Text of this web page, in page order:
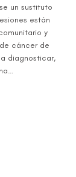
un sustituto
están
y
cáncer de
diagnosticar,